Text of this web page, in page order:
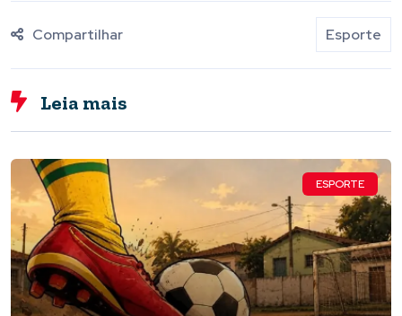
Compartilhar Esporte
Leia mais
ESPORTE